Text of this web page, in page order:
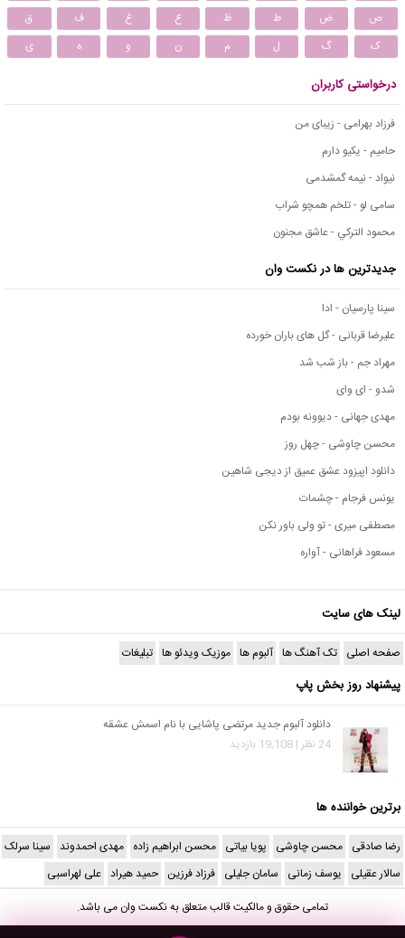
ص
ض ط ظ ع غ ف
ق
ک
گ ل م ن و ه ی
درخواستی کاربران
فرزاد بهرامی - زیبای من
حامیم - یکیو دارم
نیواد - نیمه گمشدمی
سامی لو - تلخم همچو شراب
محمود التركي - عاشق مجنون
جدیدترین ها در نکست وان
سینا پارسیان - ادا
علیرضا قربانی - گل های باران خورده
مهراد جم - باز شب شد
شدو - ای وای
مهدی جهانی - دیوونه بودم
محسن چاوشی - چهل روز
دانلود اپیزود عشق عمیق از دیجی شاهین
یونس فرجام - چشمات
مصطفی میری - تو ولی باور نکن
مسعود فراهانی - آواره
لینک های سایت
صفحه اصلی تک آهنگ ها آلبوم ها موزیک ویدئو ها تبلیغات
پیشنهاد روز بخش پاپ
دانلود آلبوم جدید مرتضی پاشایی با نام اسمش عشقه
24 نظر | 19,108 بازدید
برترین خواننده ها
رضا صادقی محسن چاوشی پویا بیاتی محسن ابراهیم زاده مهدی احمدوند سینا سرلک
سالار عقیلی یوسف زمانی سامان جلیلی فرزاد فرزین حمید هیراد علی لهراسبی
تمامی حقوق و مالکیت قالب متعلق بهنکست وانمی باشد.